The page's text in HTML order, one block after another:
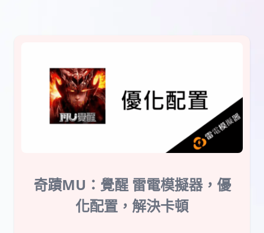
奇蹟MU：覺醒 雷電模擬器，優
化配置，解決卡頓